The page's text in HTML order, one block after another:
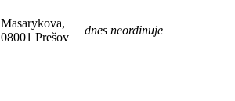
Masarykova,
08001 Prešov
dnes neordinuje